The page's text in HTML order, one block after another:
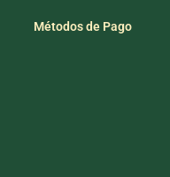
Métodos de Pago